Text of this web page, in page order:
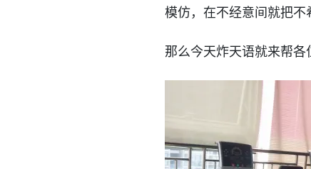
模仿，在不经意间就把不
那么今天炸天语就来帮各